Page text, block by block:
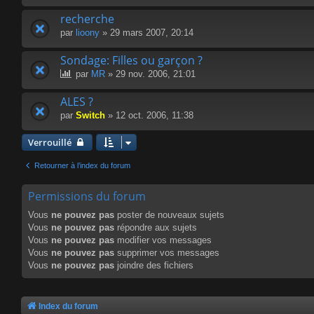
recherche
par lioony » 29 mars 2007, 20:14
Sondage: Filles ou garçon ?
par MR » 29 nov. 2006, 21:01
ALES ?
par Switch » 12 oct. 2006, 11:38
Verrouillé
Retourner à l’index du forum
Permissions du forum
Vous ne pouvez pas poster de nouveaux sujets
Vous ne pouvez pas répondre aux sujets
Vous ne pouvez pas modifier vos messages
Vous ne pouvez pas supprimer vos messages
Vous ne pouvez pas joindre des fichiers
Index du forum